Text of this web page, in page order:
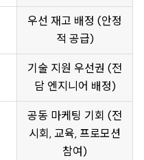
우선 재고 배정 (안정
적 공급)
기술 지원 우선권 (전
담 엔지니어 배정)
공동 마케팅 기회 (전
시회, 교육, 프로모션
참여)